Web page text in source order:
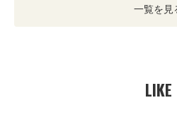
一覧を見
LIKE